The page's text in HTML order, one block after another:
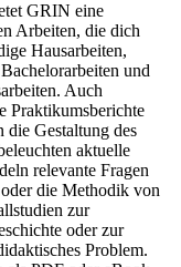
GRIN eine
Arbeiten, die dich
Hausarbeiten,
und
Auch
Praktikumsberichte
Gestaltung des
aktuelle
relevante Fragen
die Methodik von
zur
oder zur
Problem.